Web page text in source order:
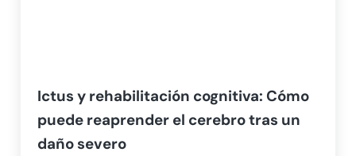
Ictus y rehabilitación cognitiva: Cómo
puede reaprender el cerebro tras un
daño severo